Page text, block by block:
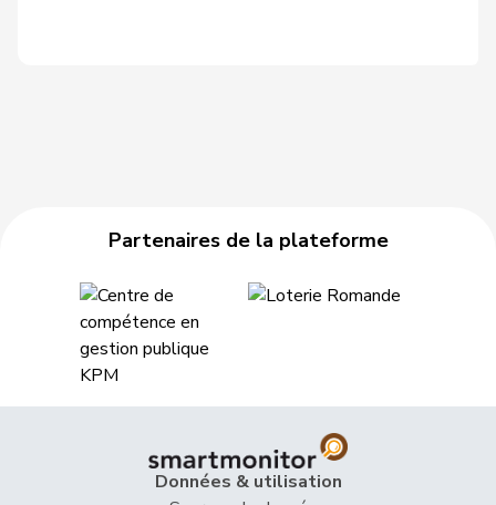
Partenaires de la plateforme
Données & utilisation